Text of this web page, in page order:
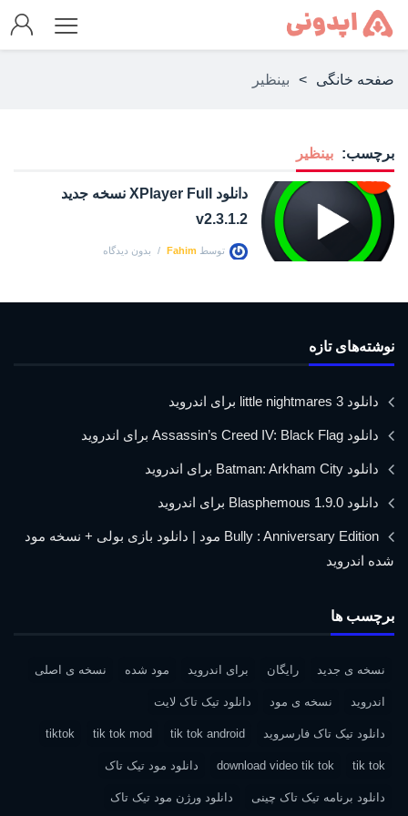
صفحه خانگی > بینظیر
برچسب: بینظیر
دانلود XPlayer Full نسخه جدید
v2.3.1.2
توسط Fahim بدون دیدگاه
نوشته‌های تازه
دانلود little nightmares 3 برای اندروید
دانلود Assassin’s Creed IV: Black Flag برای اندروید
دانلود Batman: Arkham City برای اندروید
دانلود Blasphemous 1.9.0 برای اندروید
Bully : Anniversary Edition مود | دانلود بازی بولی + نسخه مود
شده اندروید
برچسب ها
نسخه ی جدید رایگان برای اندروید مود شده نسخه ی اصلی
اندروید نسخه ی مود دانلود تیک تاک لایت
دانلود تیک تاک فارسروید tik tok android
tik tok mod
tiktok
tik tok
download video tik tok دانلود مود تیک تاک
دانلود برنامه تیک تاک چینی دانلود ورژن مود تیک تاک